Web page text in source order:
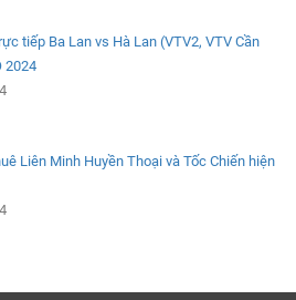
tiếp Ba Lan vs Hà Lan (VTV2, VTV Cần
2024
Liên Minh Huyền Thoại và Tốc Chiến hiện